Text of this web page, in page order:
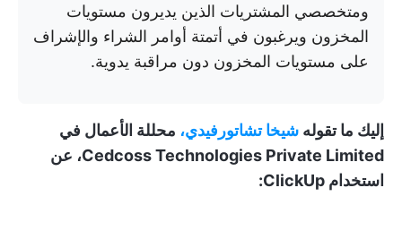
ومتخصصي المشتريات الذين يديرون مستويات
المخزون ويرغبون في أتمتة أوامر الشراء والإشراف
على مستويات المخزون دون مراقبة يدوية.
إليك ما تقوله شيخا تشاتورفيدي، محللة الأعمال في
Cedcoss Technologies Private Limited، عن
استخدام ClickUp: